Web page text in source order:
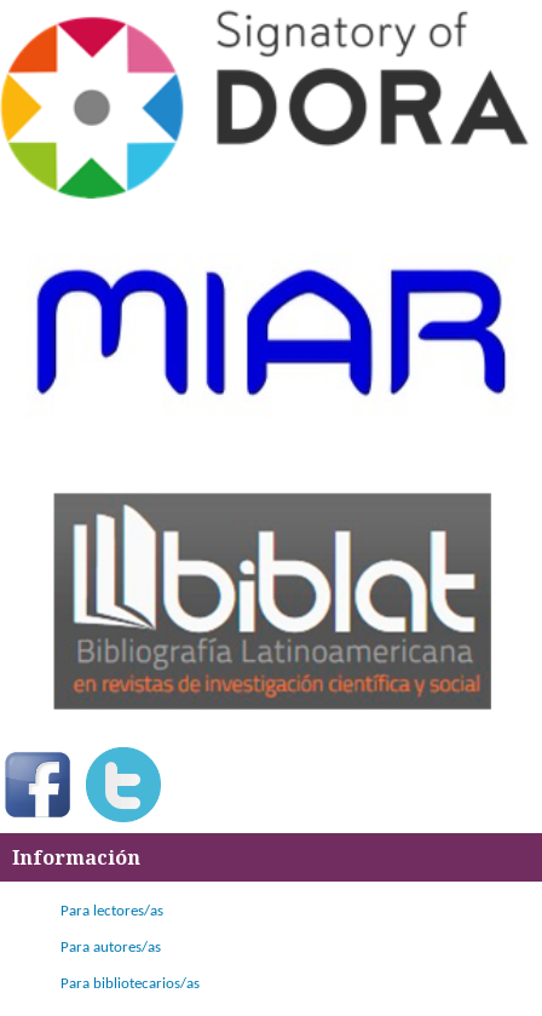
Información
Para lectores/as
Para autores/as
Para bibliotecarios/as